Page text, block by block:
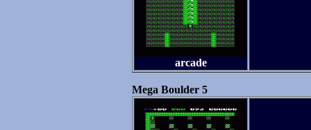
arcade
Mega Boulder 5